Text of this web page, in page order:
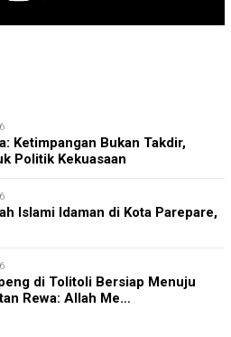
Ketimpangan Bukan Takdir,
Politik Kekuasaan
Islami Idaman di Kota Parepare,
di Tolitoli Bersiap Menuju
Rewa: Allah Me…